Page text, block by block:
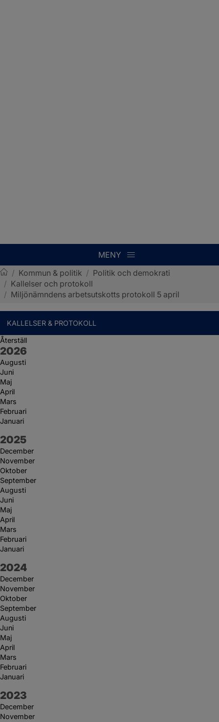
MENY
Sotenäs kommun
/ Kommun & politik / Politik och demokrati
/ Kallelser och protokoll
/ Miljönämndens arbetsutskotts protokoll 5 april
KALLELSER & PROTOKOLL
Återställ
År:
2026
Augusti
Juni
Maj
April
Mars
Februari
Januari
År:
2025
December
November
Oktober
September
Augusti
Juni
Maj
April
Mars
Februari
Januari
År:
2024
December
November
Oktober
September
Augusti
Juni
Maj
April
Mars
Februari
Januari
År:
2023
December
November